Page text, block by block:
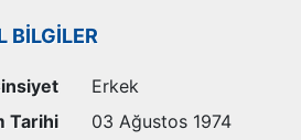
BİLGİLER
Erkek
Tarihi
03 Ağustos 1974